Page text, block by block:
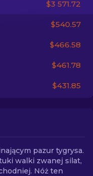
PL
$3 571.72
$540.57
$466.58
$461.78
$431.85
pazur tygrysa.
walki zwanej silat,
Nóż ten